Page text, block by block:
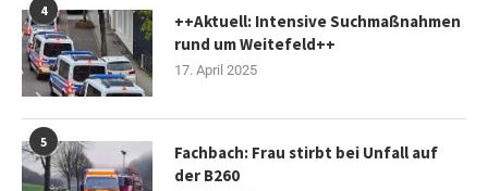
4
++Aktuell: Intensive Suchmaßnahmen
rund um Weitefeld++
17. April 2025
5
Fachbach: Frau stirbt bei Unfall auf
der B260